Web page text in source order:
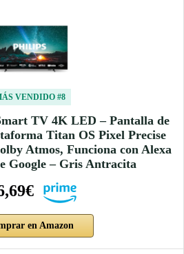
VENDIDO #8
TV 4K LED – Pantalla de
Titan OS Pixel Precise
Atmos, Funciona con Alexa
Google – Gris Antracita
en Amazon